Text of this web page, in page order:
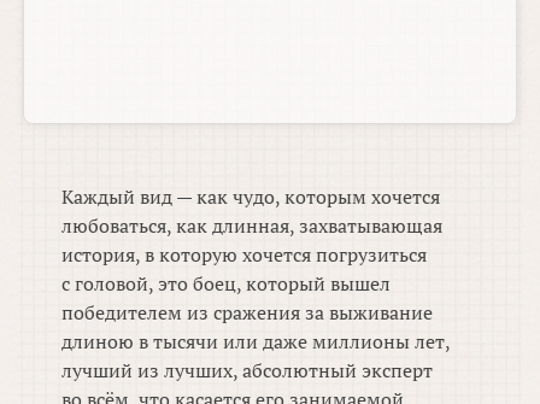
Каждый вид — как чудо, которым хочется
любоваться, как длинная, захватывающая
история, в которую хочется погрузиться
с головой, это боец, который вышел
победителем из сражения за выживание
длиною в тысячи или даже миллионы лет,
лучший из лучших, абсолютный эксперт